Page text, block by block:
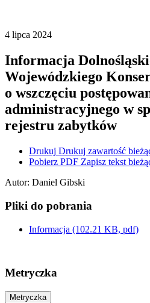
4 lipca 2024
Informacja
Wojewódzkiego
o wszczęciu
administracyjnego w
rejestru zabytków
Drukuj Drukuj zawartość
Pobierz PDF Zapisz tekst
Autor: Daniel Gibski
Pliki do pobrania
Informacja (102.21 KB, pdf)
Metryczka
Metryczka